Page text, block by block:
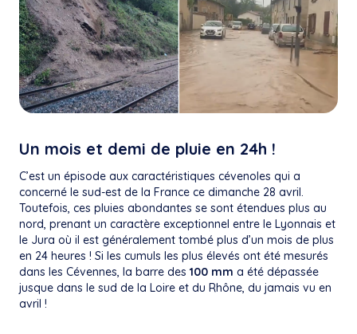
Un mois et demi de pluie en 24h !
C’est un épisode aux caractéristiques cévenoles qui a
concerné le sud-est de la France ce dimanche 28 avril.
Toutefois, ces pluies abondantes se sont étendues plus au
nord, prenant un caractère exceptionnel entre le Lyonnais et
le Jura où il est généralement tombé plus d’un mois de plus
en 24 heures ! Si les cumuls les plus élevés ont été mesurés
dans les Cévennes, la barre des 100 mm a été dépassée
jusque dans le sud de la Loire et du Rhône, du jamais vu en
avril !